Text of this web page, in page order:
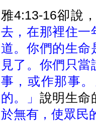
雅4:13-16卻說
去，在那裡住一
道。你們的生命
見了。你們只
事，或作那事
的。」 說明生命
於無有，使眾民